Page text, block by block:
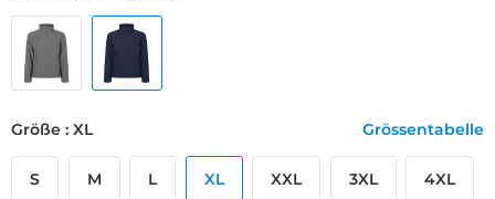
Größe : XL Grössentabelle
S M L XL XXL 3XL 4XL